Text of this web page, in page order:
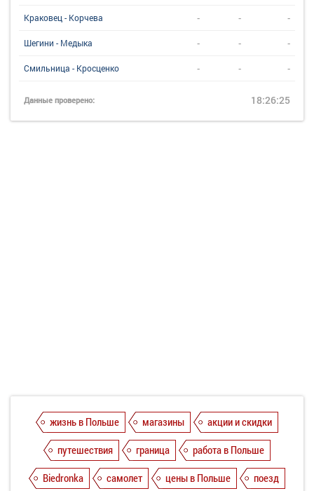
Краковец - Корчева - - -
Шегини - Медыка - - -
Смильница - Кросценко - - -
Данные проверено: 18:26:25
жизнь в Польше магазины
акции и скидки
путешествия
граница
работа в Польше
Biedronka
самолет цены в Польше
поезд